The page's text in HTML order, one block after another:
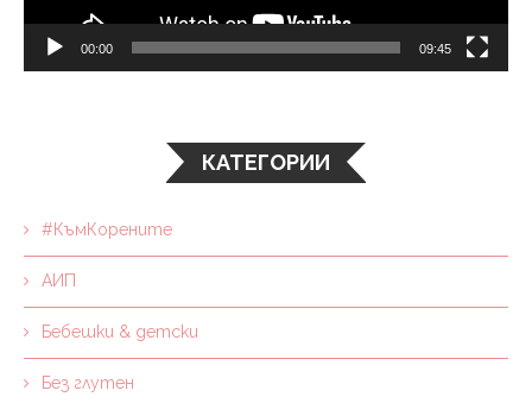
00:00 09:45
КАТЕГОРИИ
#КъмКорените
АИП
Бебешки & детски
Без глутен